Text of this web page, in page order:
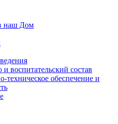
наш Дом
и воспитательский состав
техническое обеспечение и